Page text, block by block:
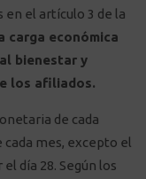
el artículo 3 de la
carga económica
bienestar y
los afiliados.
de cada
mes, excepto el
día 28. Según los